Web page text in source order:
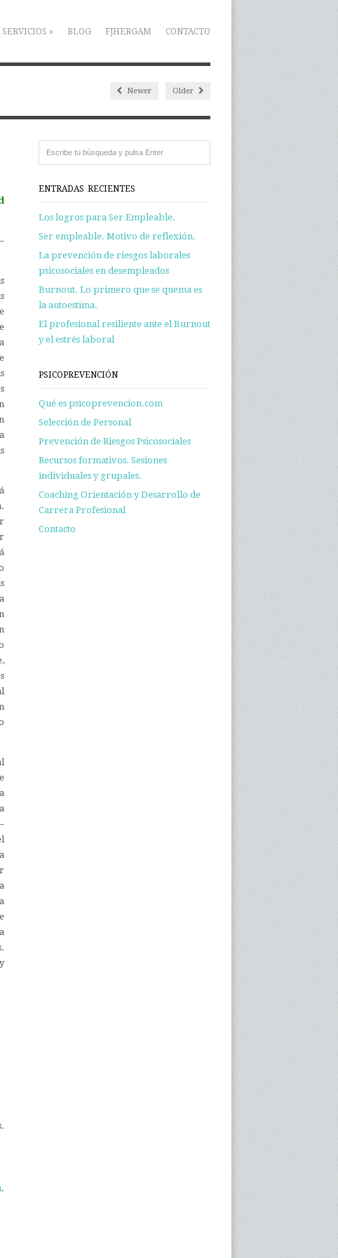
SERVICIOS » BLOG FJHERGAM CONTACTO
Newer Older
–
.
ENTRADAS RECIENTES
Los logros para Ser Empleable.
Ser empleable. Motivo de reflexión.
La prevención de riesgos laborales
psicosociales en desempleados
Burnout. Lo primero que se quema es
la autoestima.
El profesional resiliente ante el Burnout
y el estrés laboral
PSICOPREVENCIÓN
Qué es psicoprevencion.com
Selección de Personal
Prevención de Riesgos Psicosociales
Recursos formativos. Sesiones
individuales y grupales.
Coaching Orientación y Desarrollo de
Carrera Profesional
Contacto